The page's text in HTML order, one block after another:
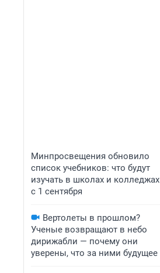
Минпросвещения обновило
список учебников: что будут
изучать в школах и колледжах
с 1 сентября
Вертолеты в прошлом?
Ученые возвращают в небо
дирижабли — почему они
уверены, что за ними будущее